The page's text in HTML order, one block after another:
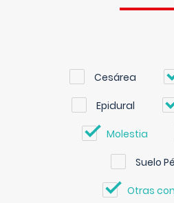
Cesárea
Epidural
Molestia
Suelo
Otras